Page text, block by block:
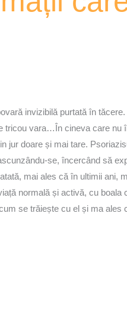
invizibilă purtată în tăcere.
tricou vara…În cineva care
jur doare și mai tare.
se, încercând să
mai ales că în ultimii
normală și activă, cu
se trăiește cu el și ma